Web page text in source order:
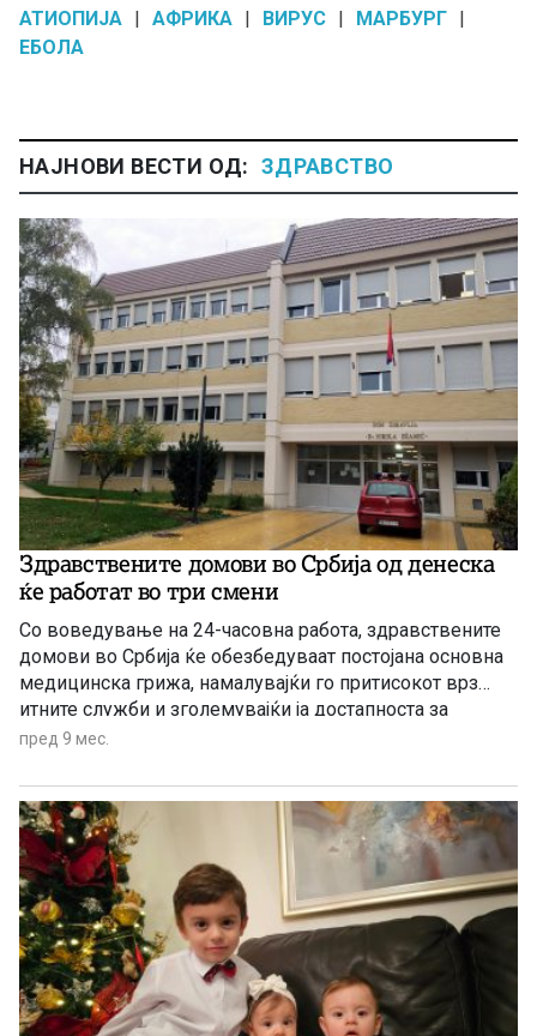
АТИОПИЈА | АФРИКА | ВИРУС | МАРБУРГ |
ЕБОЛА
НАЈНОВИ ВЕСТИ ОД: ЗДРАВСТВО
Здравствените домови во Србија од денеска
ќе работат во три смени
Со воведување на 24-часовна работа, здравствените
домови во Србија ќе обезбедуваат постојана основна
медицинска грижа, намалувајќи го притисокот врз
итните служби и зголемувајќи ја достапноста за
граѓаните.
пред 9 мес.